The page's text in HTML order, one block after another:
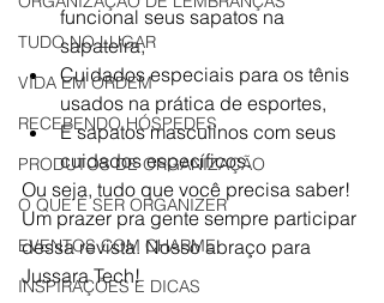
TUDO NO LUGAR
VIDA EM ORDEM
RECEBENDO HÓSPEDES
PRODUTOS DE ORGANIZAÇÃO
O QUE É SER ORGANIZER
EVENTOS COM CHARME
INSPIRAÇÕES E DICAS
funcional seus sapatos na
sapateira,
Cuidados especiais para os tênis
usados na prática de esportes,
E sapatos masculinos com seus
cuidados específicos.
Ou seja, tudo que você precisa saber!
Um prazer pra gente sempre participar
dessa revista. Nosso abraço para
Jussara Tech!